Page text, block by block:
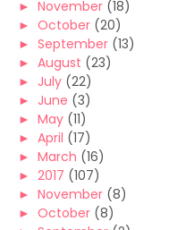
► November (18)
► October (20)
► September (13)
► August (23)
► July (22)
► June (3)
► May (11)
► April (17)
► March (16)
► 2017 (107)
► November (8)
► October (8)